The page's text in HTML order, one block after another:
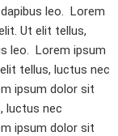
leo. Lorem
Ut elit tellus,
leo. Lorem ipsum
tellus, luctus nec
ipsum dolor sit
luctus nec
ipsum dolor sit